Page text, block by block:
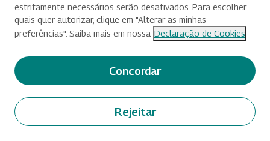
Acessibilidade
Termos de uso e aviso de privacidade
Alterar preferências de cookies
© 2025 Criado e desenvolvido por Enap
estritamente necessários serão desativados. Para escolher
quais quer autorizar, clique em "Alterar as minhas
preferências". Saiba mais em nossa Declaração de Cookies
Concordar
Rejeitar